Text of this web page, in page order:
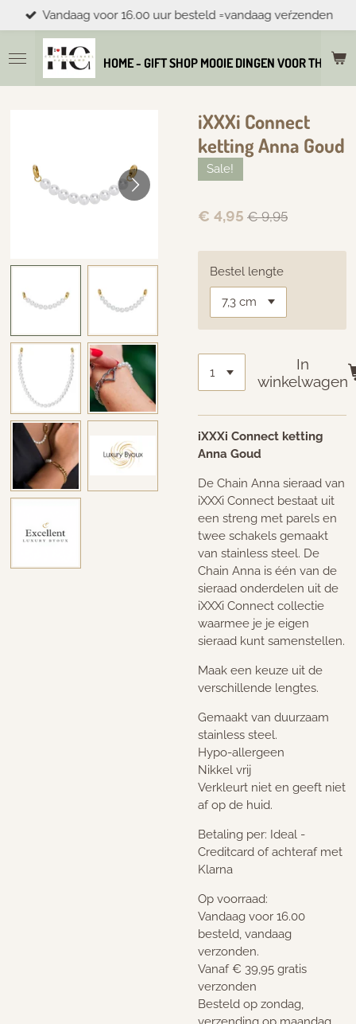
direct
naar
de
hoofdinhoud
HOME - GIFT SHOP MOOIE DINGEN VOOR THUIS
Vandaag voor 16.00 uur besteld =vandaag veŕzenden
iXXXi Connect
ketting Anna Goud
Sale!
€ 4,95 € 9,95
Bestel lengte
In
winkelwagen
iXXXi Connect ketting
Anna Goud
De Chain Anna sieraad van
iXXXi Connect bestaat uit
een streng met parels en
twee schakels gemaakt
van stainless steel. De
Chain Anna is één van de
sieraad onderdelen uit de
iXXXi Connect collectie
waarmee je je eigen
sieraad kunt samenstellen.
Maak een keuze uit de
verschillende lengtes.
Gemaakt van duurzaam
stainless steel.
Hypo-allergeen
Nikkel vrij
Verkleurt niet en geeft niet
af op de huid.
Betaling per: Ideal -
Creditcard of achteraf met
Klarna
Op voorraad:
Vandaag voor 16.00
besteld, vandaag
verzonden.
Vanaf € 39,95 gratis
verzonden
Besteld op zondag,